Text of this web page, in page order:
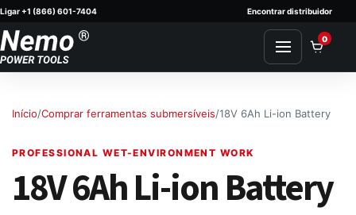
Skip to content
Ligar +1 (866) 601-7404 Encontrar distribuidor
0
Início/Comprar ferramentas submersíveis/18V 6Ah Li-ion Battery
PROFESSIONAL WET-ENVIRONMENT WORK
18V 6Ah Li-ion Battery